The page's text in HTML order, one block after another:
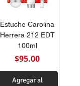
Estuche Carolina
Herrera 212 EDT
100ml
Precio
$95.00
Agregar al